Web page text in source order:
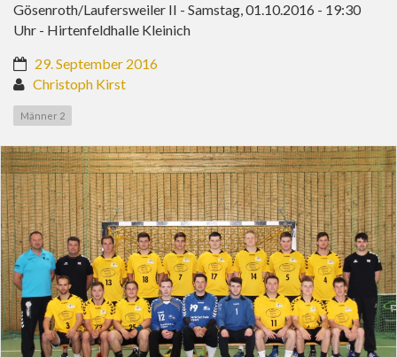
Gösenroth/Laufersweiler II - Samstag, 01.10.2016 - 19:30
Uhr - Hirtenfeldhalle Kleinich
29. September 2016
Christoph Kirst
Männer 2